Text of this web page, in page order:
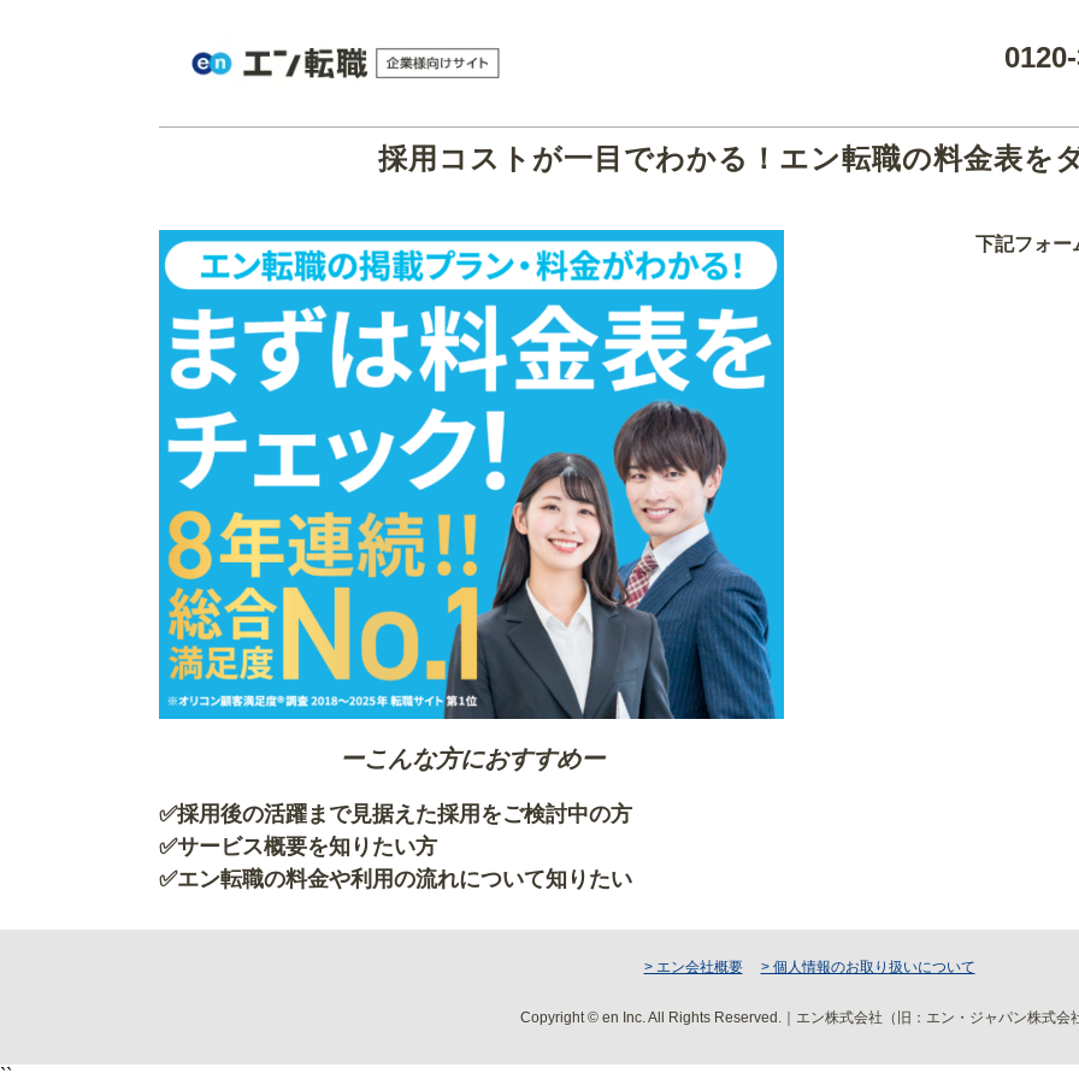
採用コストが一目でわかる！エン転職の料金表を
ーこんな方におすすめー
✅採用後の活躍まで見据えた採用をご検討中の方
✅サービス概要を知りたい方
✅エン転職の料金や利用の流れについて知りたい
下記フォー
> エン会社概要 > 個人情報のお取り扱いについて
Copyright © en Inc. All Rights Reserved.｜エン株式会社（旧：エン・ジャパン株式会
``